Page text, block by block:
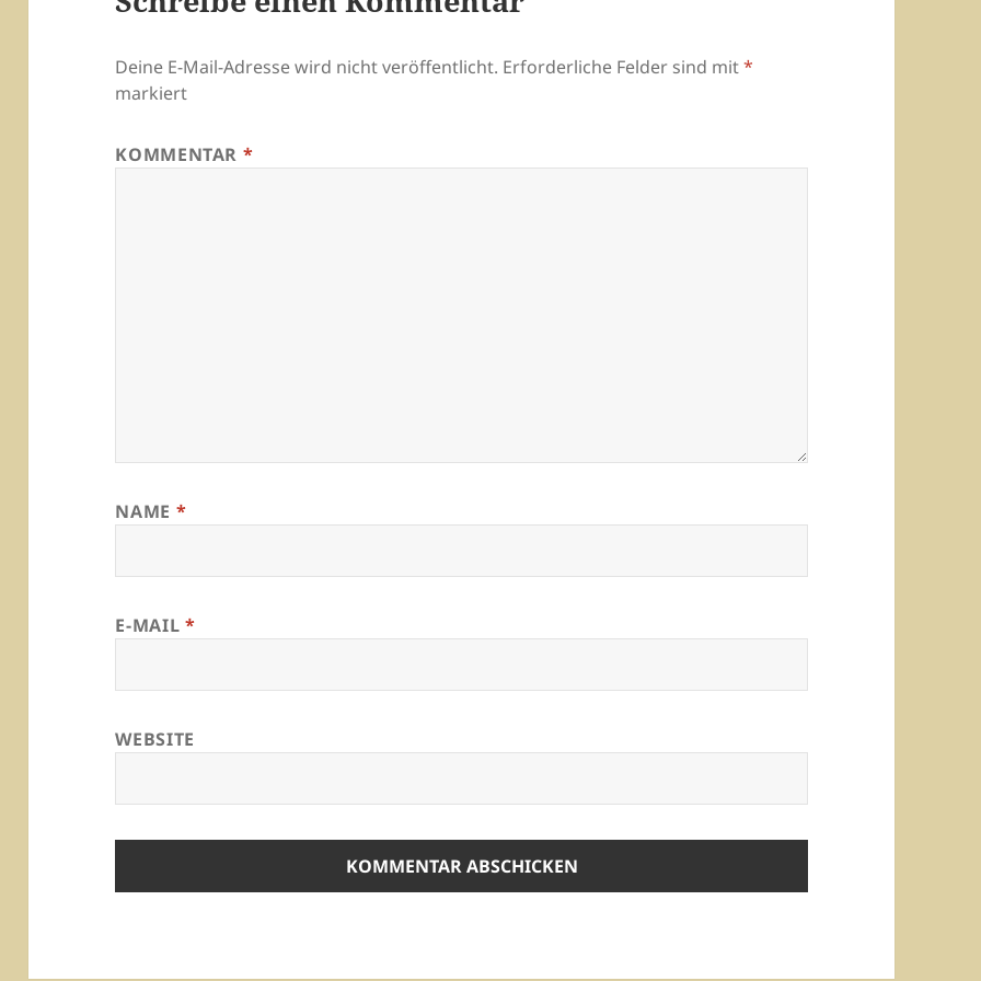
Deine E-Mail-Adresse wird nicht veröffentlicht. Erforderliche Felder sind mit*
markiert
KOMMENTAR *
NAME *
E-MAIL *
WEBSITE